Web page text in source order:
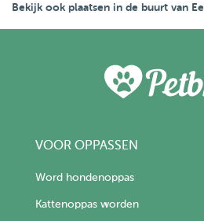
Bekijk ook plaatsen in de buurt van
VOOR OPPASSEN
Word hondenoppas
Kattenoppas worden